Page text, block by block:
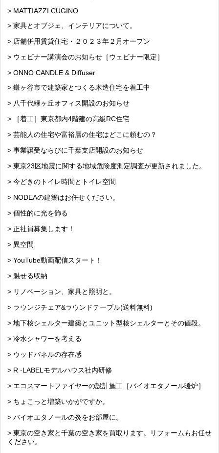
> MATTIAZZI CUGINO
> 家具とオブジェ、インテリアについて。
> 店舗併用賃貸住宅・２０２３年２月オープン
> ウェビナー講演会のお知らせ［ウェビナー限定］
> ONNO CANDLE & Diffuser
> 鎌ヶ谷市で建築家とつくる木造住宅を着工中
> 八千代緑ヶ丘オフィス開設のお知らせ
> ［着工］東京都内4階建の高級RC住宅
> 芸能人の住宅や富裕層の住宅はどこに頼むの？
> 事業譲受ならびに千葉支店開設のお知らせ
> 東京23区地震に関する地域危険度測定調査が更新されました。
> 今どきのトイレ時間とトイレ空間
> NODEAの建築はお任せください。
> 個性的に光を飾る
> 正社員募集します！
> 異空間
> YouTube動画配信スタート！
> 魅せる収納
> リノベーション、家具と照明と。
> ラウンジチェア&ラウンドテーブル(送料無料)
> 地下核シェルター建築とユニット型核シェルターとその値段。
> 冷水シャワーを考える
> ウッドパネルの存在感
> R -LABELモデルハウス社内研修
> エコスマートファイヤーの設計施工［バイオエタノール暖炉］
> ちょこっと増築いかがですか。
> バイオエタノールの炎をお部屋に。
> 東京の空き家と千葉の空き家を買取ります。リフォームもお任せ
ください。